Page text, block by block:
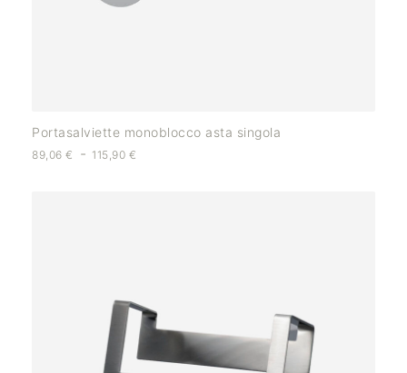
Portasalviette monoblocco asta singola
89,06 € - 115,90 €